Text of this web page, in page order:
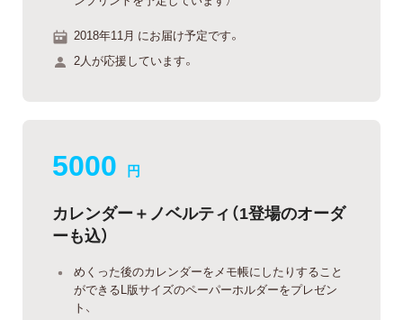
2018年11月 にお届け予定です。
2人が応援しています。
5000 円
カレンダー＋ノベルティ（1登場のオーダ
ーも込）
めくった後のカレンダーをメモ帳にしたりすること
ができるL版サイズのペーパーホルダーをプレゼン
ト、